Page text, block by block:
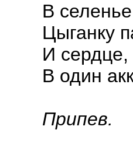
В
Цыганку
И сердце,
В один
Припев.